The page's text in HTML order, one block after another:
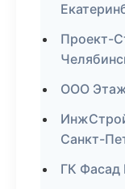
Проект-
ООО
Санкт-
ГК